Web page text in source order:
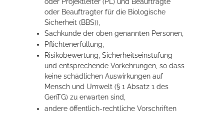
oder Beauftragter für die Biologische
Sicherheit (BBS)),
Sachkunde der oben genannten Personen,
Pflichtenerfüllung,
Risikobewertung, Sicherheitseinstufung
und entsprechende Vorkehrungen, so dass
keine schädlichen Auswirkungen auf
Mensch und Umwelt (§ 1 Absatz 1 des
GenTG) zu erwarten sind,
andere öffentlich-rechtliche Vorschriften